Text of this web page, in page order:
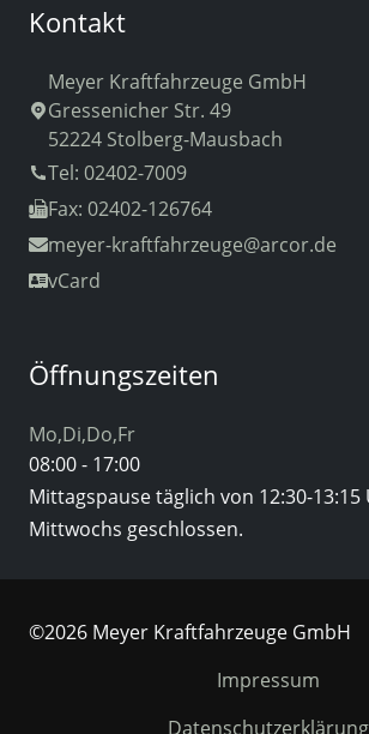
Kontakt
Meyer Kraftfahrzeuge GmbH
Gressenicher Str. 49
52224 Stolberg-Mausbach
Tel: 02402-7009
Fax: 02402-126764
meyer-kraftfahrzeuge@arcor.de
vCard
Öffnungszeiten
Mo,Di,Do,Fr
08:00 - 17:00
Mittagspause täglich von 12:30-13:15
Mittwochs geschlossen.
©2026 Meyer Kraftfahrzeuge GmbH
Impressum
Datenschutzerklärung